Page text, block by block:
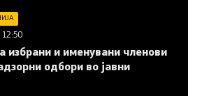
12:50
избрани и именувани членови
одбори во јавни